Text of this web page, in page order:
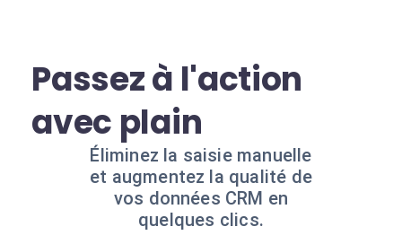
Passez à l'action
avec plain
Éliminez la saisie manuelle
et augmentez la qualité de
vos données CRM en
quelques clics.